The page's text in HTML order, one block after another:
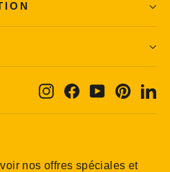
InstagramFacebook
YouTube
nos offres spéciales et